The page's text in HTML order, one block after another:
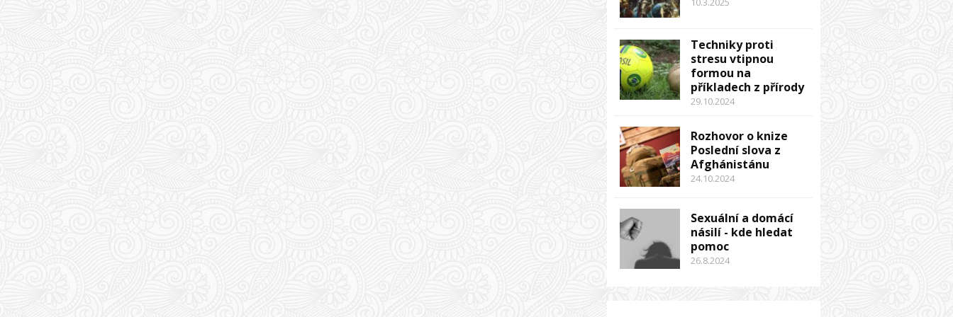
Techniky proti
stresu vtipnou
formou na
příkladech z přírody
29.10.2024
Rozhovor o knize
Poslední slova z
Afghánistánu
24.10.2024
Sexuální a domácí
násilí - kde hledat
pomoc
26.8.2024